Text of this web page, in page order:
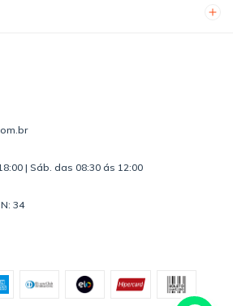
| Sáb. das 08:30 ás 12:00
34